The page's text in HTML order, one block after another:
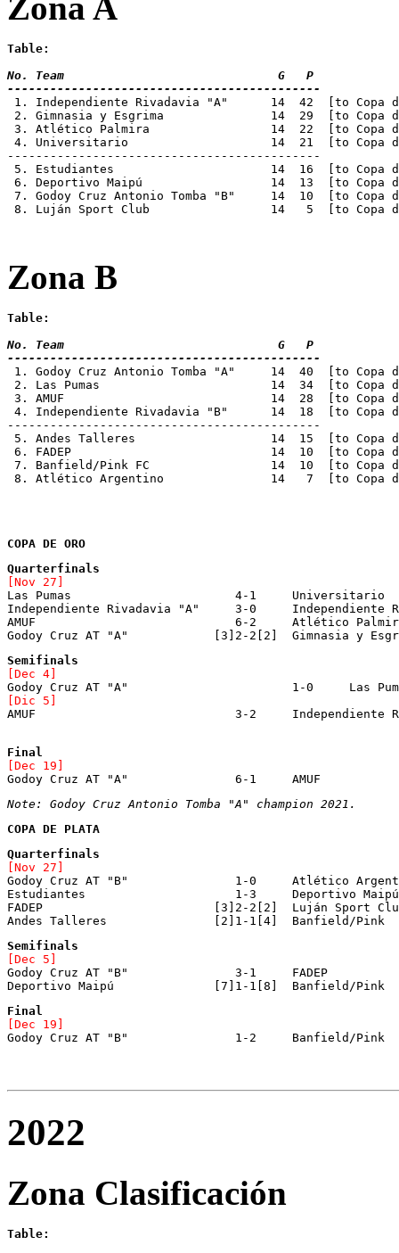
Table:
No. Team 			      G   P
--------------------------------------------
1. Independiente Rivadavia "A"	     14  42  [to
2. Gimnasia y Esgrima		     14  29  [to
3. Atlético Palmira		     14  22  [to
4. Universitario		     14  21  [to
--------------------------------------------
5. Estudiantes			     14	 16
6. Deportivo Maipú		     14  13  [to
7. Godoy Cruz Antonio Tomba "B"     14  10  [to Copa
8. Luján Sport Club		     14   5  [to
Zona B
Table:
No. Team 			      G   P
--------------------------------------------
1. Godoy Cruz Antonio Tomba "A"     14  40  [to Copa
2. Las Pumas			     14  34  [to
3. AMUF			     14  28  [to
4. Independiente Rivadavia "B"      14  18  [to Copa
--------------------------------------------
5. Andes Talleres		     14  15  [to
6. FADEP			     14  10  [to
7. Banfield/Pink FC		     14  10  [to
8. Atlético Argentino		     14   7  [to
COPA DE ORO
[Nov 27]
Las Pumas			4-1	Universitario
Independiente Rivadavia "A"	3-0	Independiente Rivadavia "B"
AMUF				6-2	Atlético Palmira
Godoy Cruz AT "A"	     [3]2-2[2]	Gimnasia
[Dec 4]
[Dic 5]
AMUF				3-2	Independiente Rivadavia "A"
[Dec 19]
Godoy Cruz AT "A"		6-1	AMUF
COPA DE PLATA
[Nov 27]
Godoy Cruz AT "B"		1-0	Atlético Argentino
Estudiantes 			1-3	Deportivo Maipú
FADEP			     [3]2-2[2]	Luján Sport Club
Andes Talleres		     [2]1-1[4]	Banfield/Pink
[Dec 5]
Godoy Cruz AT "B"		3-1	FADEP
Deportivo Maipú 	     [7]1-1[8]	Banfield/Pink
[Dec 19]
Godoy Cruz AT "B"		1-2	Banfield/Pink
2022
Zona Clasificación
Table: